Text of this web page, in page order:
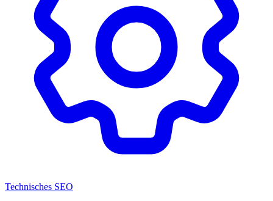
Technisches SEO